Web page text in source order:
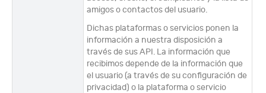
amigos o contactos del usuario.
Dichas plataformas o servicios ponen la
información a nuestra disposición a
través de sus API. La información que
recibimos depende de la información que
el usuario (a través de su configuración de
privacidad) o la plataforma o servicio